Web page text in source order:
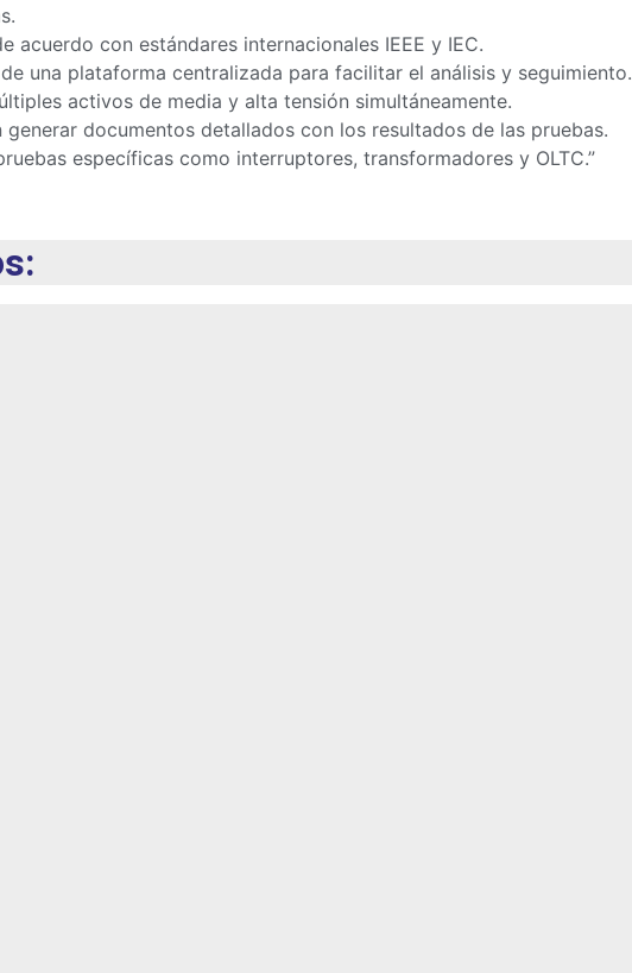
acuerdo con estándares internacionales IEEE y IEC.
una plataforma centralizada para facilitar el análisis y seguimiento.
activos de media y alta tensión simultáneamente.
documentos detallados con los resultados de las pruebas.
específicas como interruptores, transformadores y OLTC.”